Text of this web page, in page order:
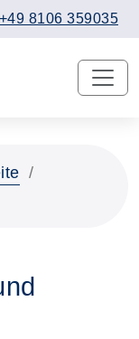
+49 8106 359035